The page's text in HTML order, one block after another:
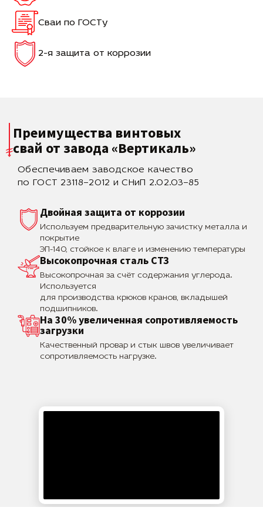
Сваи по ГОСТу
2-я защита от коррозии
Преимущества винтовых
свай от завода «Вертикаль»
Обеспечиваем заводское качество
по ГОСТ 23118–2012 и СНиП 2.02.03–85
Двойная защита от коррозии
Используем предварительную зачистку металла и
покрытие
ЭП-140, стойкое к влаге и изменению температуры
Высокопрочная сталь СТЗ
Высокопрочная за счёт содержания углерода.
Используется
для производства крюков кранов, вкладышей
подшипников.
На 30% увеличенная сопротивляемость
загрузки
Качественный провар и стык швов увеличивает
сопротивляемость нагрузке.